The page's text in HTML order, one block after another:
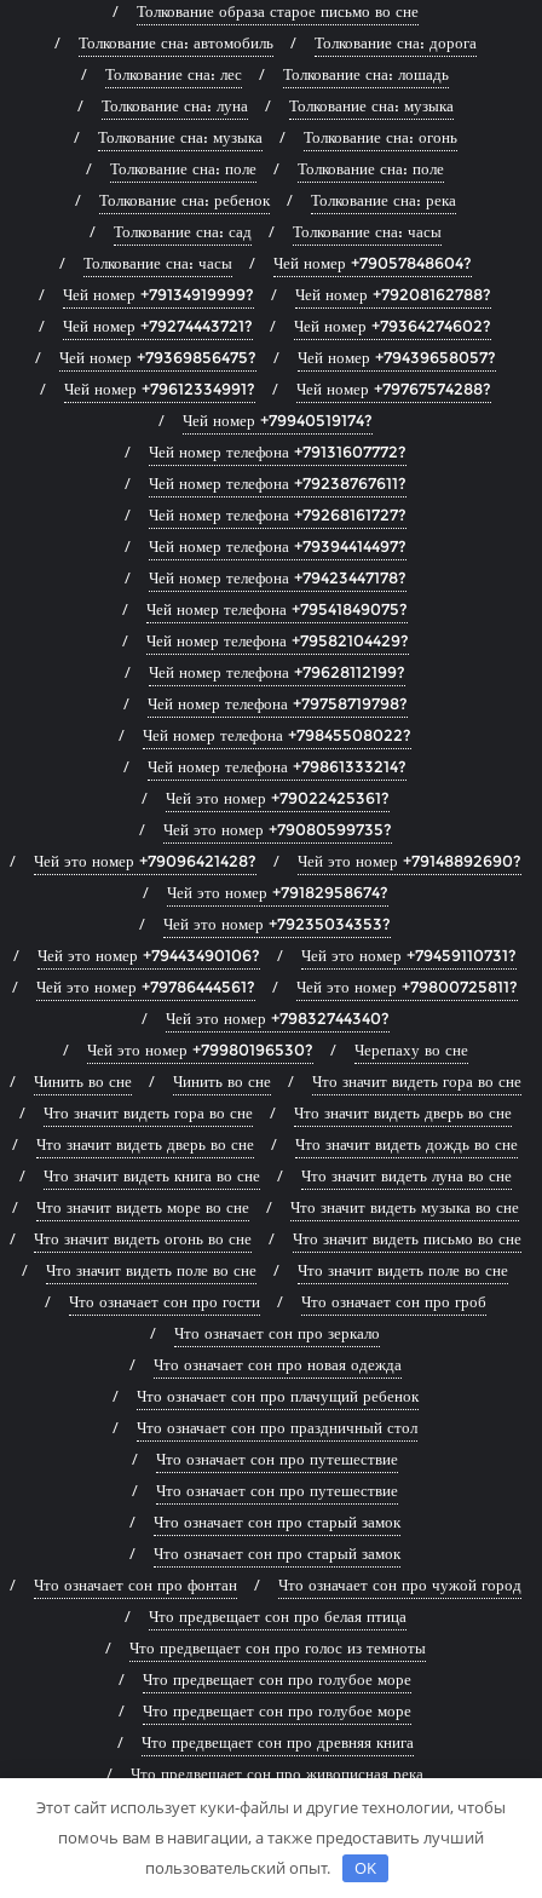
Толкование образа старое письмо во сне
Толкование сна: автомобиль
Толкование сна: дорога
Толкование сна: лес
Толкование сна: лошадь
Толкование сна: луна
Толкование сна: музыка
Толкование сна: музыка
Толкование сна: огонь
Толкование сна: поле
Толкование сна: поле
Толкование сна: ребенок
Толкование сна: река
Толкование сна: сад
Толкование сна: часы
Толкование сна: часы
Чей номер +79057848604?
Чей номер +79134919999?
Чей номер +79208162788?
Чей номер +79274443721?
Чей номер +79364274602?
Чей номер +79369856475?
Чей номер +79439658057?
Чей номер +79612334991?
Чей номер +79767574288?
Чей номер +79940519174?
Чей номер телефона +79131607772?
Чей номер телефона +79238767611?
Чей номер телефона +79268161727?
Чей номер телефона +79394414497?
Чей номер телефона +79423447178?
Чей номер телефона +79541849075?
Чей номер телефона +79582104429?
Чей номер телефона +79628112199?
Чей номер телефона +79758719798?
Чей номер телефона +79845508022?
Чей номер телефона +79861333214?
Чей это номер +79022425361?
Чей это номер +79080599735?
Чей это номер +79096421428?
Чей это номер +79148892690?
Чей это номер +79182958674?
Чей это номер +79235034353?
Чей это номер +79443490106?
Чей это номер +79459110731?
Чей это номер +79786444561?
Чей это номер +79800725811?
Чей это номер +79832744340?
Чей это номер +79980196530?
Черепаху во сне
Чинить во сне
Чинить во сне
Что значит видеть гора во сне
Что значит видеть гора во сне
Что значит видеть дверь во сне
Что значит видеть дверь во сне
Что значит видеть дождь во сне
Что значит видеть книга во сне
Что значит видеть луна во сне
Что значит видеть море во сне
Что значит видеть музыка во сне
Что значит видеть огонь во сне
Что значит видеть письмо во сне
Что значит видеть поле во сне
Что значит видеть поле во сне
Что означает сон про гости
Что означает сон про гроб
Что означает сон про зеркало
Что означает сон про новая одежда
Что означает сон про плачущий ребенок
Что означает сон про праздничный стол
Что означает сон про путешествие
Что означает сон про путешествие
Что означает сон про старый замок
Что означает сон про старый замок
Что означает сон про фонтан
Что означает сон про чужой город
Что предвещает сон про белая птица
Что предвещает сон про голос из темноты
Что предвещает сон про голубое море
Что предвещает сон про голубое море
Что предвещает сон про древняя книга
Что предвещает сон про живописная река
Что предвещает сон про заброшенный дом
Что предвещает сон про заброшенный дом
Что предвещает сон про змей
Этот сайт использует куки-файлы и другие технологии, чтобы
помочь вам в навигации, а также предоставить лучший
пользовательский опыт.
OK